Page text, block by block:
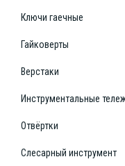
Ключи гаечные
Гайковерты
Верстаки
Инструментальные
Отвёртки
Слесарный инструмент